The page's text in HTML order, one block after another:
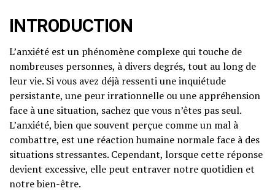
INTRODUCTION
L’anxiété est un phénomène complexe qui touche de
nombreuses personnes, à divers degrés, tout au long de
leur vie. Si vous avez déjà ressenti une inquiétude
persistante, une peur irrationnelle ou une appréhension
face à une situation, sachez que vous n’êtes pas seul.
L’anxiété, bien que souvent perçue comme un mal à
combattre, est une réaction humaine normale face à des
situations stressantes. Cependant, lorsque cette réponse
devient excessive, elle peut entraver notre quotidien et
notre bien-être.